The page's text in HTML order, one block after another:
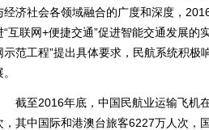
经济社会各领域融合的广度和深度，
“互联网+便捷交通”促进智能交通发展的
示范工程”提出具体要求，民航系统积
截至2016年底，中国民航业运输飞机
，其中国际和港澳台旅客6227万人次，